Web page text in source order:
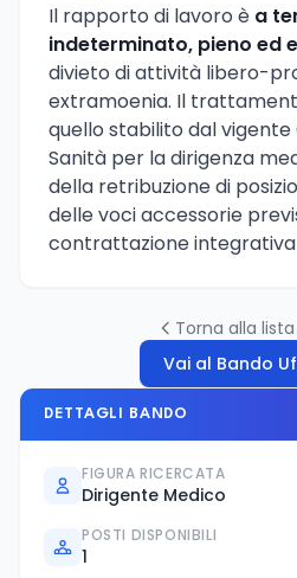
Il rapporto di lavoro è a
indeterminato, pieno ed
divieto di attività libero-
extramoenia. Il
quello stabilito dal vigente
Sanità per la dirigenza
della retribuzione di
delle voci accessorie
contrattazione integrativa
Torna alla
Vai al Bando
DETTAGLI BANDO
FIGURA RICERCATA
Dirigente Medico
POSTI DISPONIBILI
1